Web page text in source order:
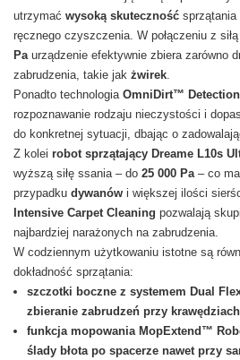
utrzymać wysoką skuteczność
ręcznego czyszczenia. W połączeniu z
Pa urządzenie efektywnie zbiera zarówno
zabrudzenia, takie jak żwirek.
Ponadto technologia OmniDirt™
rozpoznawanie rodzaju nieczystości i
do konkretnej sytuacji, dbając o
Z kolei robot sprzątający Dreame L10s
wyższą siłę ssania – do 25 000 Pa – co
przypadku dywanów i większej ilości
Intensive Carpet Cleaning pozwalają
najbardziej narażonych na zabrudzenia.
W codziennym użytkowaniu istotne są
dokładność sprzątania:
szczotki boczne z systemem Dual
zbieranie zabrudzeń przy
funkcja mopowania MopExtend™
ślady błota po spacerze nawet przy